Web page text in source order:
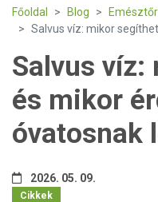
Főoldal Blog
Salvus víz: mikor
Salvus víz:
és mikor
óvatosnak
2026. 05. 09.
Cikkek